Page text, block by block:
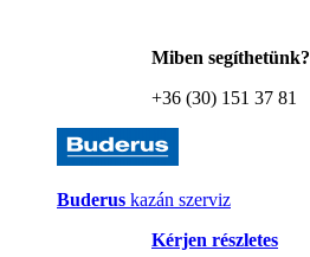
Miben segíthetünk?
+36 (30) 151 37 81
Buderus kazán szerviz
Kérjen részletes